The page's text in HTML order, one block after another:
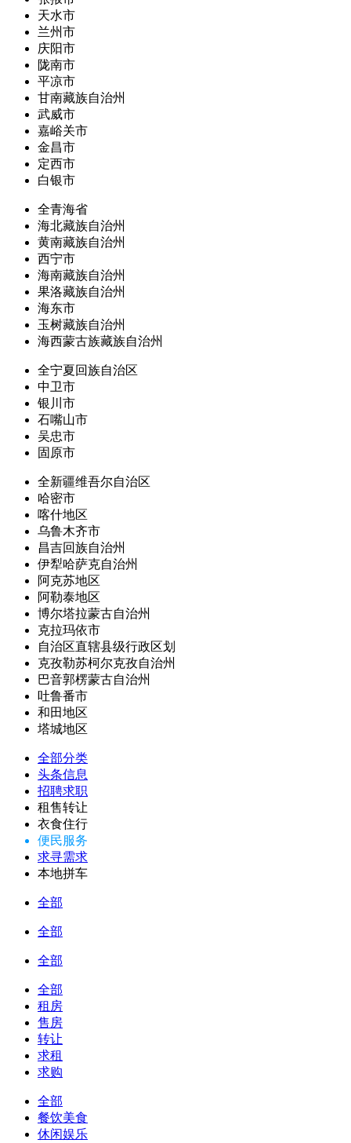
天水市
兰州市
庆阳市
陇南市
平凉市
甘南藏族自治州
武威市
嘉峪关市
金昌市
定西市
白银市
全青海省
海北藏族自治州
黄南藏族自治州
西宁市
海南藏族自治州
果洛藏族自治州
海东市
玉树藏族自治州
海西蒙古族藏族自治州
全宁夏回族自治区
中卫市
银川市
石嘴山市
吴忠市
固原市
全新疆维吾尔自治区
哈密市
喀什地区
乌鲁木齐市
昌吉回族自治州
伊犁哈萨克自治州
阿克苏地区
阿勒泰地区
博尔塔拉蒙古自治州
克拉玛依市
自治区直辖县级行政区划
克孜勒苏柯尔克孜自治州
巴音郭楞蒙古自治州
吐鲁番市
和田地区
塔城地区
全部分类
头条信息
招聘求职
租售转让
衣食住行
便民服务
求寻需求
本地拼车
全部
全部
全部
全部
租房
售房
转让
求租
求购
全部
餐饮美食
休闲娱乐